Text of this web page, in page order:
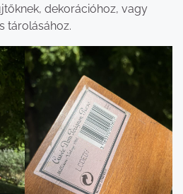
dekorációhoz, vagy
tárolásához.